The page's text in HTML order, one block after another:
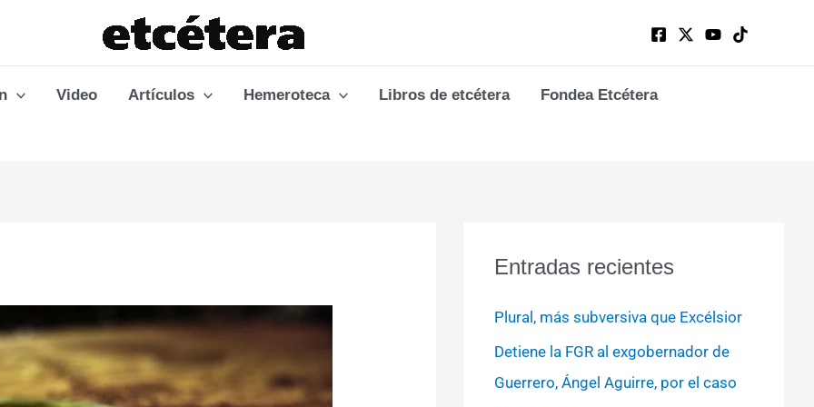
Video Artículos Hemeroteca Libros de etcétera Fondea Etcétera
Entradas recientes
Plural, más subversiva que Excélsior
Detiene la FGR al exgobernador de
Guerrero, Ángel Aguirre, por el caso